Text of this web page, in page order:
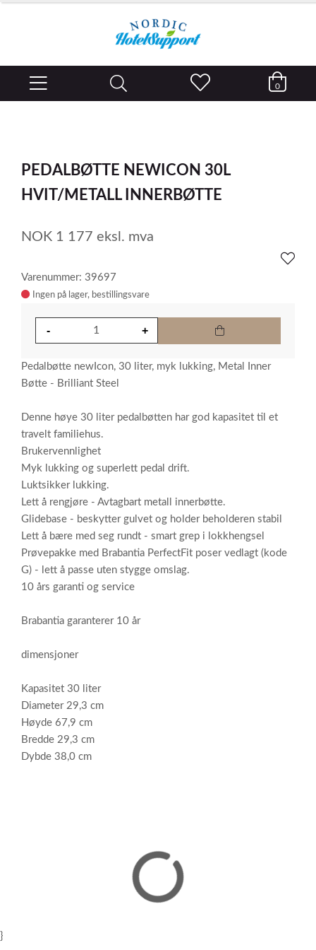
0
PEDALBØTTE NEWICON 30L
HVIT/METALL INNERBØTTE
NOK 1 177 eksl. mva
Varenummer: 39697
Ingen på lager
Pedalbøtte newIcon, 30 liter, myk lukking, Metal Inner
Bøtte - Brilliant Steel
Denne høye 30 liter pedalbøtten har god kapasitet til et
travelt familiehus.
Brukervennlighet
Myk lukking og superlett pedal drift.
Luktsikker lukking.
Lett å rengjøre - Avtagbart metall innerbøtte.
Glidebase - beskytter gulvet og holder beholderen stabil
Lett å bære med seg rundt - smart grep i lokkhengsel
Prøvepakke med Brabantia PerfectFit poser vedlagt (kode
G) - lett å passe uten stygge omslag.
10 års garanti og service
Brabantia garanterer 10 år
dimensjoner
Kapasitet 30 liter
Diameter 29,3 cm
Høyde 67,9 cm
Bredde 29,3 cm
Dybde 38,0 cm
}